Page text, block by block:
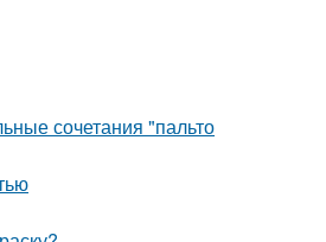
сочетания "пальто